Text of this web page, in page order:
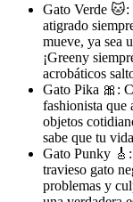
Gato Verde 🐱:
atigrado
mueve, ya sea
¡Greeny
acrobáticos
Gato Pika 🎀:
fashionista que
objetos
sabe que tu
Gato Punky
travieso gato
problemas y